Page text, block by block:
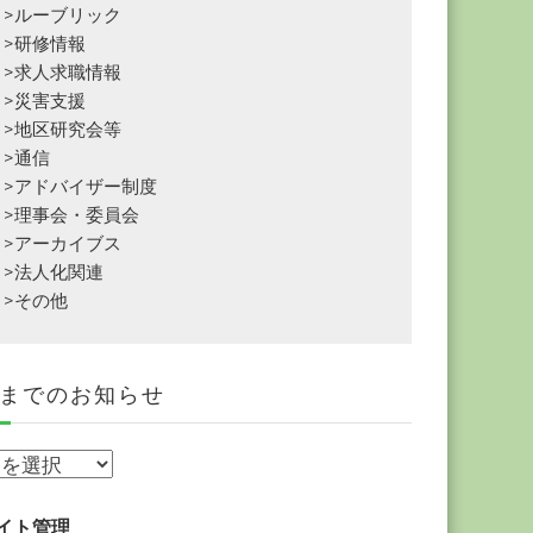
>ルーブリック
>研修情報
>求人求職情報
>災害支援
>地区研究会等
>通信
>アドバイザー制度
>理事会・委員会
>アーカイブス
>法人化関連
>その他
でのお知らせ
ト管理